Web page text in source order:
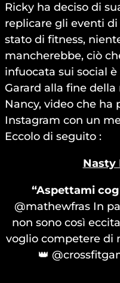
Ricky ha deciso di
replicare gli eventi
stato di fitness,
mancherebbe, ciò
infuocata sui social
Garard alla fine
Nancy, video che ha
Instagram con un
Eccolo di seguito :
Nasty
“Aspettami
@mathewfras In
non sono così
voglio competere di
👑